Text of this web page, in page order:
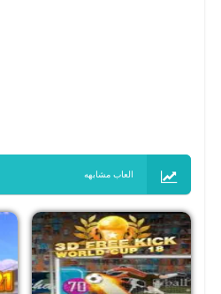
العاب مشابهه